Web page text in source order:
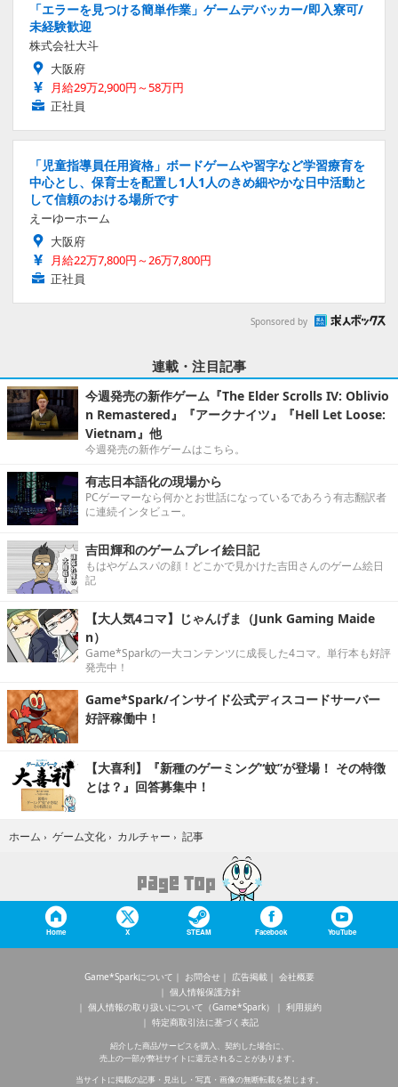
「エラーを見つける簡単作業」ゲームデバッカー/即入寮可/
未経験歓迎
株式会社大斗
大阪府
月給29万2,900円～58万円
正社員
「児童指導員任用資格」ボードゲームや習字など学習療育を
中心とし、保育士を配置し1人1人のきめ細やかな日中活動と
して信頼のおける場所です
えーゆーホーム
大阪府
月給22万7,800円～26万7,800円
正社員
Sponsored by
連載・注目記事
今週発売の新作ゲーム『The Elder Scrolls IV: Oblivio
n Remastered』『アークナイツ』『Hell Let Loose:
Vietnam』他
今週発売の新作ゲームはこちら。
有志日本語化の現場から
PCゲーマーなら何かとお世話になっているであろう有志翻訳者
に連続インタビュー。
吉田輝和のゲームプレイ絵日記
もはやゲムスパの顔！どこかで見かけた吉田さんのゲーム絵日
記
【大人気4コマ】じゃんげま（Junk Gaming Maide
n）
Game*Sparkの一大コンテンツに成長した4コマ。単行本も好評
発売中！
Game*Spark/インサイド公式ディスコードサーバー
好評稼働中！
【大喜利】『新種のゲーミング“蚊”が登場！ その特徴
とは？』回答募集中！
ホーム › ゲーム文化 › カルチャー › 記事
Home X STEAM Facebook YouTube
Game*Sparkについて お問合せ 広告掲載
会社概要
個人情報保護方針
個人情報の取り扱いについて（Game*Spark）
利用規約
特定商取引法に基づく表記
紹介した商品/サービスを購入、契約した場合に、
売上の一部が弊社サイトに還元されることがあります。
当サイトに掲載の記事・見出し・写真・画像の無断転載を禁じます。